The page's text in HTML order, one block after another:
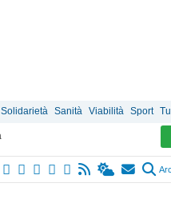
Solidarietà Sanità Viabilità Sport